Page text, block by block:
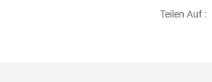
Teilen Auf :